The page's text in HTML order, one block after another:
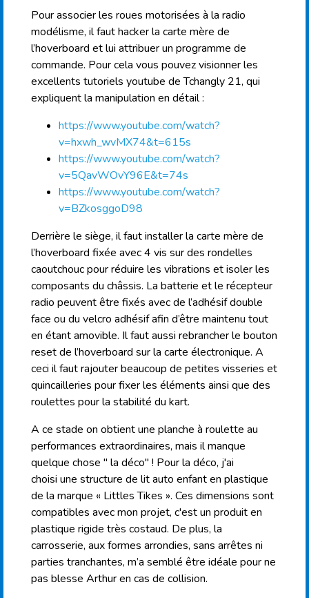
Pour associer les roues motorisées à la radio
modélisme, il faut hacker la carte mère de
l’hoverboard et lui attribuer un programme de
commande. Pour cela vous pouvez visionner les
excellents tutoriels youtube de Tchangly 21, qui
expliquent la manipulation en détail :
https://www.youtube.com/watch?
v=hxwh_wvMX74&t=615s
https://www.youtube.com/watch?
v=5QavWOvY96E&t=74s
https://www.youtube.com/watch?
v=BZkosggoD98
Derrière le siège, il faut installer la carte mère de
l’hoverboard fixée avec 4 vis sur des rondelles
caoutchouc pour réduire les vibrations et isoler les
composants du châssis. La batterie et le récepteur
radio peuvent être fixés avec de l’adhésif double
face ou du velcro adhésif afin d’être maintenu tout
en étant amovible. Il faut aussi rebrancher le bouton
reset de l’hoverboard sur la carte électronique. A
ceci il faut rajouter beaucoup de petites visseries et
quincailleries pour fixer les éléments ainsi que des
roulettes pour la stabilité du kart.
A ce stade on obtient une planche à roulette au
performances extraordinaires, mais il manque
quelque chose " la déco" ! Pour la déco, j'ai
choisi une structure de lit auto enfant en plastique
de la marque « Littles Tikes ». Ces dimensions sont
compatibles avec mon projet, c'est un produit en
plastique rigide très costaud. De plus, la
carrosserie, aux formes arrondies, sans arrêtes ni
parties tranchantes, m’a semblé être idéale pour ne
pas blesse Arthur en cas de collision.